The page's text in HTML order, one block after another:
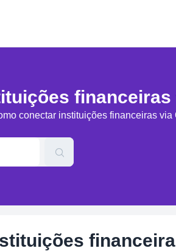
financeiras
conectar instituições financeiras via